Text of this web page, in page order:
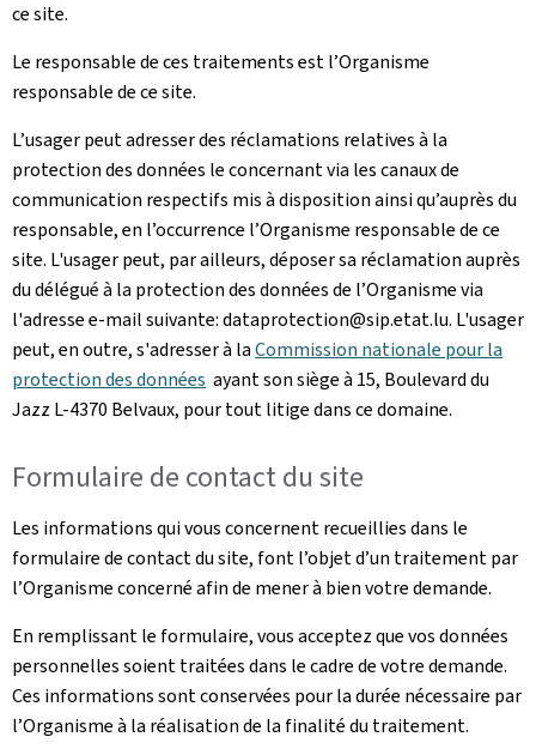
ce site.
Le responsable de ces traitements est l’Organisme
responsable de ce site.
L’usager peut adresser des réclamations relatives à la
protection des données le concernant via les canaux de
communication respectifs mis à disposition ainsi qu’auprès du
responsable, en l’occurrence l’Organisme responsable de ce
site. L'usager peut, par ailleurs, déposer sa réclamation auprès
du délégué à la protection des données de l’Organisme via
l'adresse e-mail suivante: dataprotection@sip.etat.lu. L'usager
peut, en outre, s'adresser à laCommission nationale pour la
protection des données ayant son siège à 15, Boulevard du
Jazz L-4370 Belvaux, pour tout litige dans ce domaine.
Formulaire de contact du site
Les informations qui vous concernent recueillies dans le
formulaire de contact du site, font l’objet d’un traitement par
l’Organisme concerné afin de mener à bien votre demande.
En remplissant le formulaire, vous acceptez que vos données
personnelles soient traitées dans le cadre de votre demande.
Ces informations sont conservées pour la durée nécessaire par
l’Organisme à la réalisation de la finalité du traitement.